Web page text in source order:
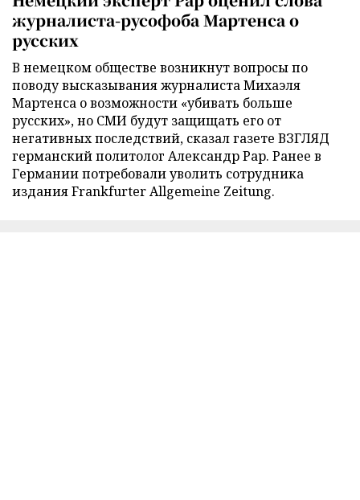
журналиста-русофоба Мартенса о
русских
В немецком обществе возникнут вопросы по
поводу высказывания журналиста Михаэля
Мартенса о возможности «убивать больше
русских», но СМИ будут защищать его от
негативных последствий, сказал газете ВЗГЛЯД
германский политолог Александр Рар. Ранее в
Германии потребовали уволить сотрудника
издания Frankfurter Allgemeine Zeitung.